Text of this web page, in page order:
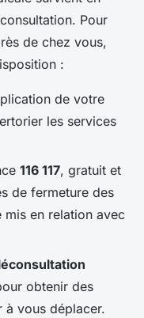
Pour
de chez vous,
:
de votre
les services
116 117, gratuit et
de fermeture des
en relation avec
obtenir des
à vous déplacer.